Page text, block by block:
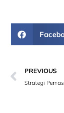
PREVIOUS
Strategi